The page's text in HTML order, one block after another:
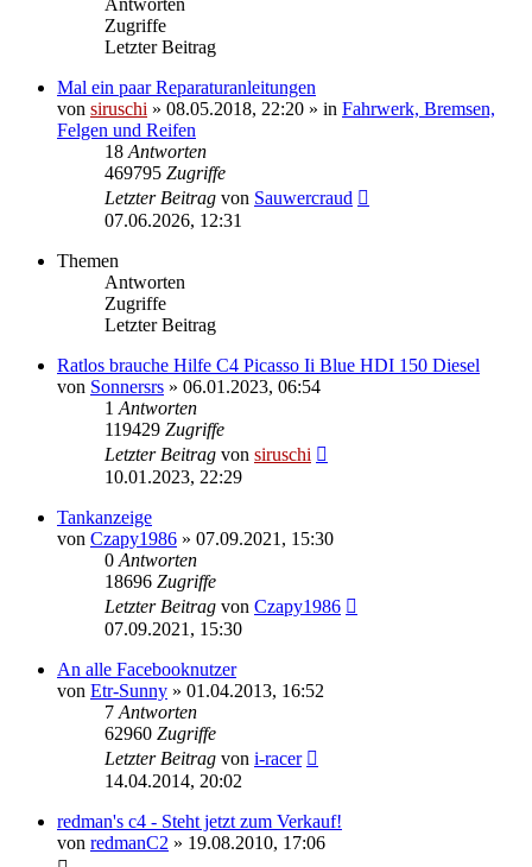
Zugriffe
Letzter Beitrag
Mal ein paar Reparaturanleitungen
von siruschi » 08.05.2018, 22:20 » in Fahrwerk, Bremsen,
Felgen und Reifen
18 Antworten
469795 Zugriffe
Letzter Beitrag von Sauwercraud
07.06.2026, 12:31
Themen
Antworten
Zugriffe
Letzter Beitrag
Ratlos brauche Hilfe C4 Picasso Ii Blue HDI 150 Diesel
von Sonnersrs » 06.01.2023, 06:54
1 Antworten
119429 Zugriffe
Letzter Beitrag von siruschi
10.01.2023, 22:29
Tankanzeige
von Czapy1986 » 07.09.2021, 15:30
0 Antworten
18696 Zugriffe
Letzter Beitrag von Czapy1986
07.09.2021, 15:30
An alle Facebooknutzer
von Etr-Sunny » 01.04.2013, 16:52
7 Antworten
62960 Zugriffe
Letzter Beitrag von i-racer
14.04.2014, 20:02
redman's c4 - Steht jetzt zum Verkauf!
von redmanC2 » 19.08.2010, 17:06